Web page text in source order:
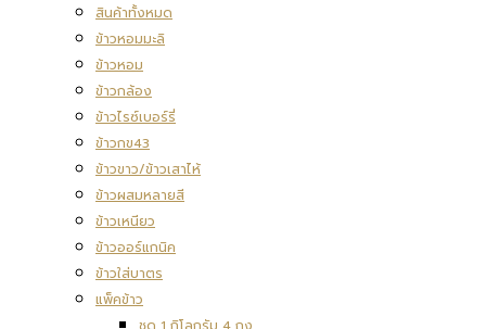
สินค้าทั้งหมด
ข้าวหอมมะลิ
ข้าวหอม
ข้าวกล้อง
ข้าวไรซ์เบอร์รี่
ข้าวกข43
ข้าวขาว/ข้าวเสาไห้
ข้าวผสมหลายสี
ข้าวเหนียว
ข้าวออร์แกนิค
ข้าวใส่บาตร
แพ็คข้าว